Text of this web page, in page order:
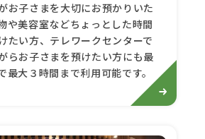
お子さまを大切にお預かりいた
や美容室などちょっとした時間
たい方、テレワークセンターで
らお子さまを預けたい方にも最
最大３時間まで利用可能です。